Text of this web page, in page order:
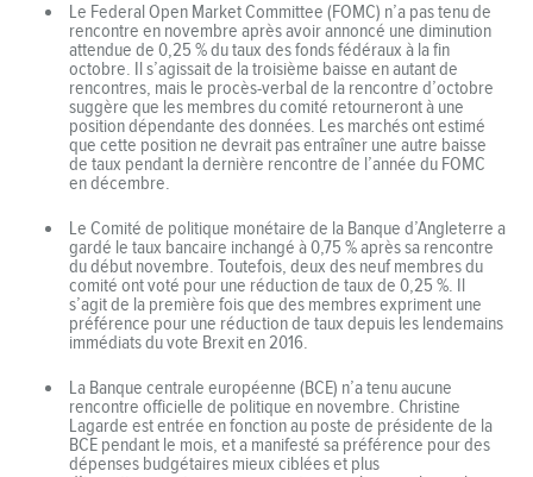
Le Federal Open Market Committee (FOMC) n’a pas tenu de
rencontre en novembre après avoir annoncé une diminution
attendue de 0,25 % du taux des fonds fédéraux à la fin
octobre. Il s’agissait de la troisième baisse en autant de
rencontres, mais le procès-verbal de la rencontre d’octobre
suggère que les membres du comité retourneront à une
position dépendante des données. Les marchés ont estimé
que cette position ne devrait pas entraîner une autre baisse
de taux pendant la dernière rencontre de l’année du FOMC
en décembre.
Le Comité de politique monétaire de la Banque d’Angleterre a
gardé le taux bancaire inchangé à 0,75 % après sa rencontre
du début novembre. Toutefois, deux des neuf membres du
comité ont voté pour une réduction de taux de 0,25 %. Il
s’agit de la première fois que des membres expriment une
préférence pour une réduction de taux depuis les lendemains
immédiats du vote Brexit en 2016.
La Banque centrale européenne (BCE) n’a tenu aucune
rencontre officielle de politique en novembre. Christine
Lagarde est entrée en fonction au poste de présidente de la
BCE pendant le mois, et a manifesté sa préférence pour des
dépenses budgétaires mieux ciblées et plus